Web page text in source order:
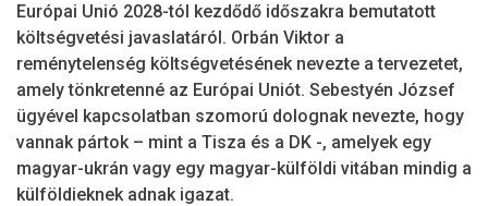
Európai Unió 2028-tól kezdődő időszakra bemutatott
költségvetési javaslatáról. Orbán Viktor a
reménytelenség költségvetésének nevezte a tervezetet,
amely tönkretenné az Európai Uniót. Sebestyén József
ügyével kapcsolatban szomorú dolognak nevezte, hogy
vannak pártok – mint a Tisza és a DK -, amelyek egy
magyar-ukrán vagy egy magyar-külföldi vitában mindig a
külföldieknek adnak igazat.